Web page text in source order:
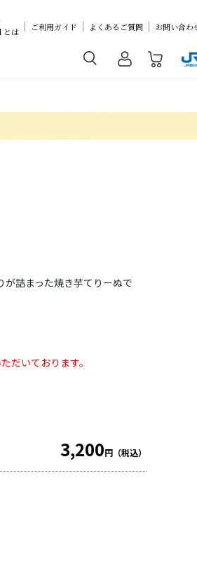
は
ご利用ガイド よくあるご質問 お問い合わ
詰まった焼き芋てりーぬで
だいております。
3,200円（税込）